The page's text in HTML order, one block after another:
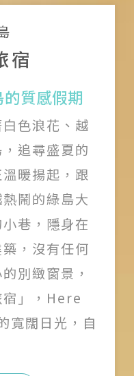
宿
質感假期
色浪花、越
追尋盛夏的
暖揚起，跟
鬧的綠島大
巷，隱身在
，沒有任何
別緻窗景，
宿」，Here
闊日光，自